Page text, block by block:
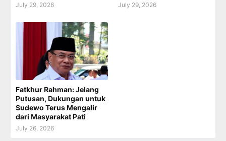
July 29, 2026 July 29, 2026
Fatkhur Rahman: Jelang
Putusan, Dukungan untuk
Sudewo Terus Mengalir
dari Masyarakat Pati
July 26, 2026